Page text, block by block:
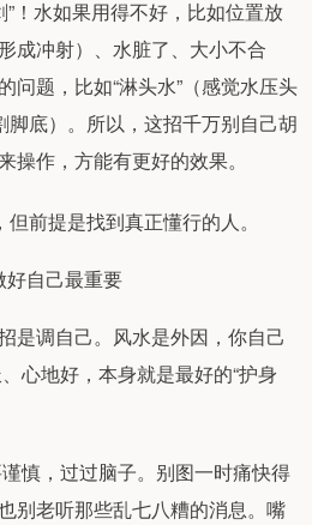
！水如果用得不好，比如位置放
成冲射）、水脏了、大小不合
问题，比如“淋头水”（感觉水压头
脚底）。所以，这招千万别自己胡
操作，方能有更好的效果。
前提是找到真正懂行的人。
自己最重要
是调自己。风水是外因，你自己
心地好，本身就是最好的“护身
慎，过过脑子。别图一时痛快得
别老听那些乱七八糟的消息。嘴